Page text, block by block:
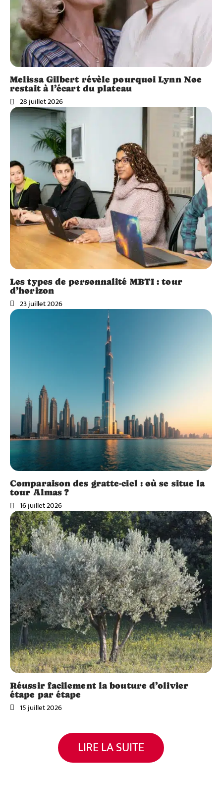
Melissa Gilbert révèle pourquoi Lynn Noe
restait à l’écart du plateau
28 juillet 2026
Les types de personnalité MBTI : tour
d’horizon
23 juillet 2026
Comparaison des gratte-ciel : où se situe la
tour Almas ?
16 juillet 2026
Réussir facilement la bouture d’olivier
étape par étape
15 juillet 2026
LIRE LA SUITE